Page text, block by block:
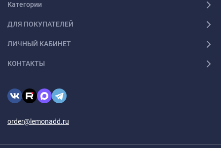
Категории
ДЛЯ ПОКУПАТЕЛЕЙ
ЛИЧНЫЙ КАБИНЕТ
КОНТАКТЫ
order@lemonadd.ru